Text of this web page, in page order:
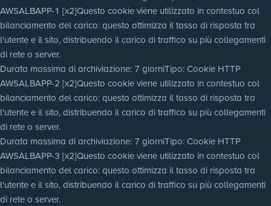
AWSALBAPP-1 [x2]Questo cookie viene utilizzato in contestuo col
bilanciamento del carico: questo ottimizza il tasso di risposta tra
l'utente e il sito, distribuendo il carico di traffico su più collegamenti
di rete o server.
Durata massima di archiviazione: 7 giorniTipo: Cookie HTTP
AWSALBAPP-2 [x2]Questo cookie viene utilizzato in contestuo col
bilanciamento del carico: questo ottimizza il tasso di risposta tra
l'utente e il sito, distribuendo il carico di traffico su più collegamenti
di rete o server.
Durata massima di archiviazione: 7 giorniTipo: Cookie HTTP
AWSALBAPP-3 [x2]Questo cookie viene utilizzato in contestuo col
bilanciamento del carico: questo ottimizza il tasso di risposta tra
l'utente e il sito, distribuendo il carico di traffico su più collegamenti
di rete o server.